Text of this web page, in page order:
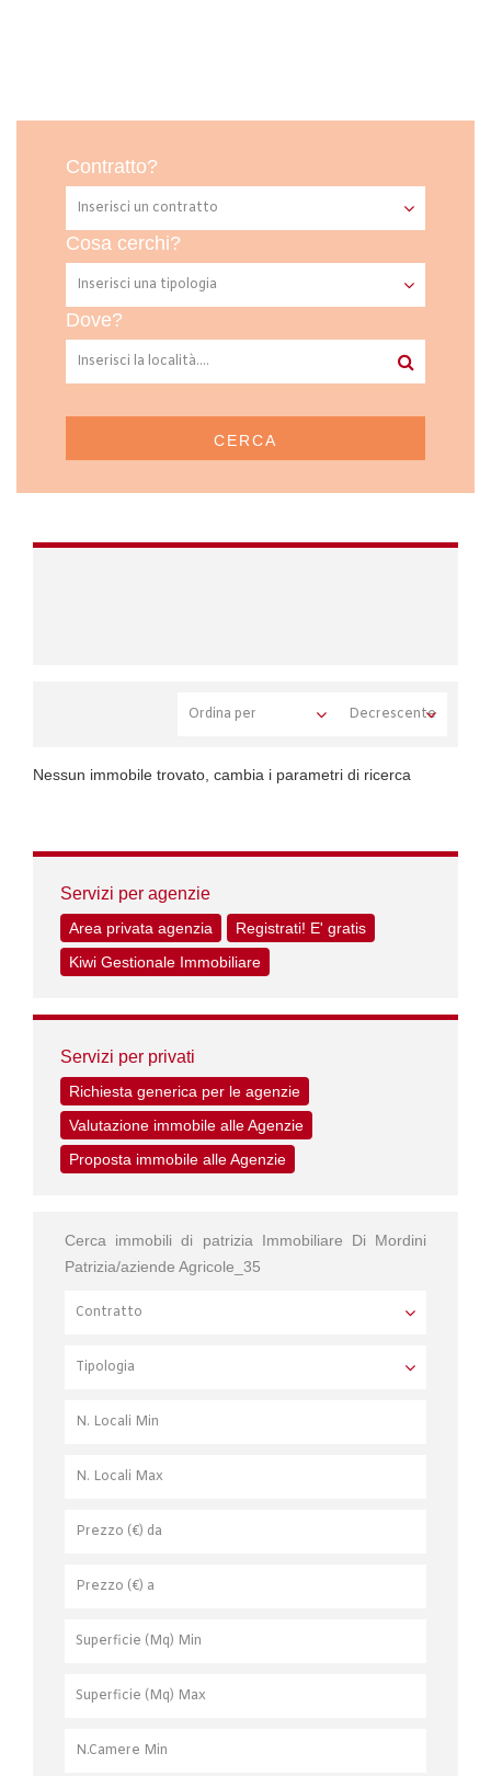
Contratto?
Cosa cerchi?
Dove?
CERCA
Nessun immobile trovato, cambia i parametri di ricerca
Servizi per agenzie
Area privata agenzia
Registrati! E' gratis
Kiwi Gestionale Immobiliare
Servizi per privati
Richiesta generica per le agenzie
Valutazione immobile alle Agenzie
Proposta immobile alle Agenzie
Cerca immobili di patrizia Immobiliare Di Mordini
Patrizia/aziende Agricole_35